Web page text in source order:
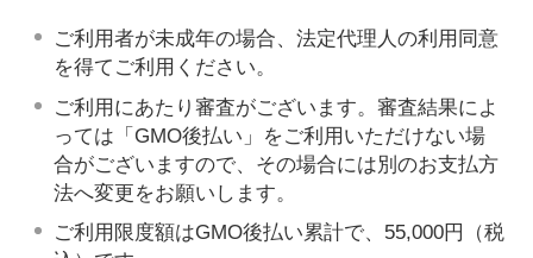
ご利用者が未成年の場合、法定代理人の利用同意
を得てご利用ください。
ご利用にあたり審査がございます。審査結果によ
っては「GMO後払い」をご利用いただけない場
合がございますので、その場合には別のお支払方
法へ変更をお願いします。
ご利用限度額はGMO後払い累計で、55,000円（税